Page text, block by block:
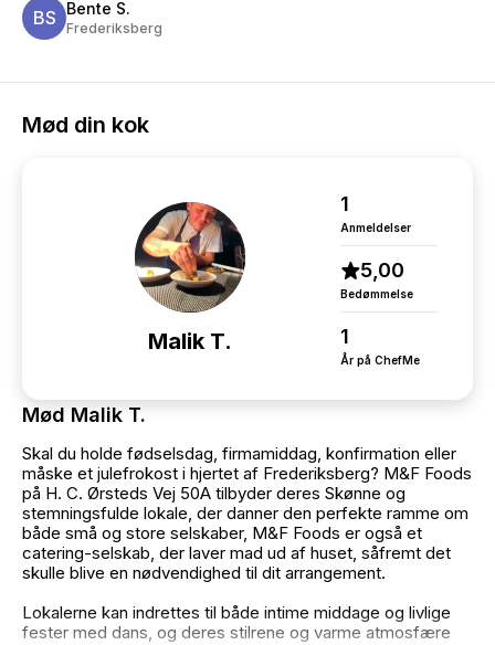
BS Bente S.
Frederiksberg
var gjort reneefter brug og sat på plads. Giver
min bedste anbefaling
Mød din kok
Malik T.
1
Anmeldelser
5,00
Bedømmelse
1
År på ChefMe
Mød Malik T.
Skal du holde fødselsdag, firmamiddag, konfirmation eller
måske et julefrokost i hjertet af Frederiksberg? M&F Foods
på H. C. Ørsteds Vej 50A tilbyder deres Skønne og
stemningsfulde lokale, der danner den perfekte ramme om
både små og store selskaber, M&F Foods er også et
catering-selskab, der laver mad ud af huset, såfremt det
skulle blive en nødvendighed til dit arrangement.
Lokalerne kan indrettes til både intime middage og livlige
fester med dans, og deres stilrene og varme atmosfære